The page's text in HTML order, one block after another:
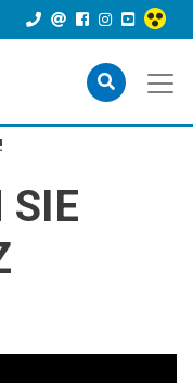
SIE